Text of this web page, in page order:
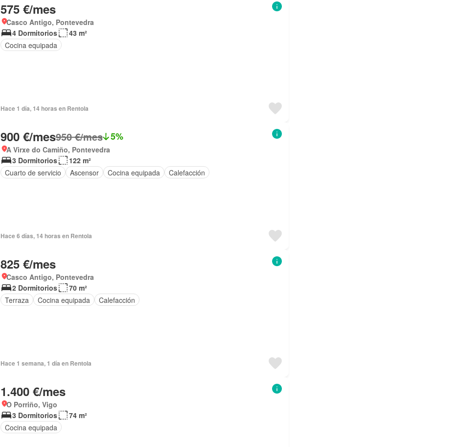
575 €/mes
Casco Antigo, Pontevedra
4 Dormitorios
43 m²
Cocina equipada
Hace 1 día, 14 horas en Rentola
900 €/mes950 €/mes 5%
A Virxe do Camiño, Pontevedra
3 Dormitorios
122 m²
Cuarto de servicio
Ascensor Cocina equipada Calefacción
Hace 6 días, 14 horas en Rentola
825 €/mes
Casco Antigo, Pontevedra
2 Dormitorios
70 m²
Terraza
Cocina equipada Calefacción
Hace 1 semana, 1 día en Rentola
1.400 €/mes
O Porriño, Vigo
3 Dormitorios
74 m²
Cocina equipada